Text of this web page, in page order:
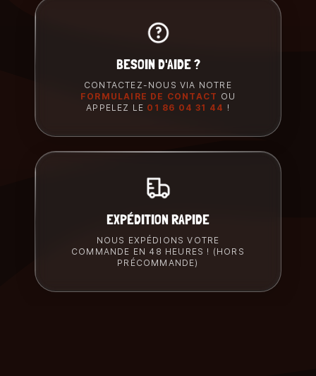
BESOIN D'AIDE ?
CONTACTEZ-NOUS VIA NOTRE
FORMULAIRE DE CONTACT OU
APPELEZ LE 01 86 04 31 44 !
EXPÉDITION RAPIDE
NOUS EXPÉDIONS VOTRE
COMMANDE EN 48 HEURES ! (HORS
PRÉCOMMANDE)